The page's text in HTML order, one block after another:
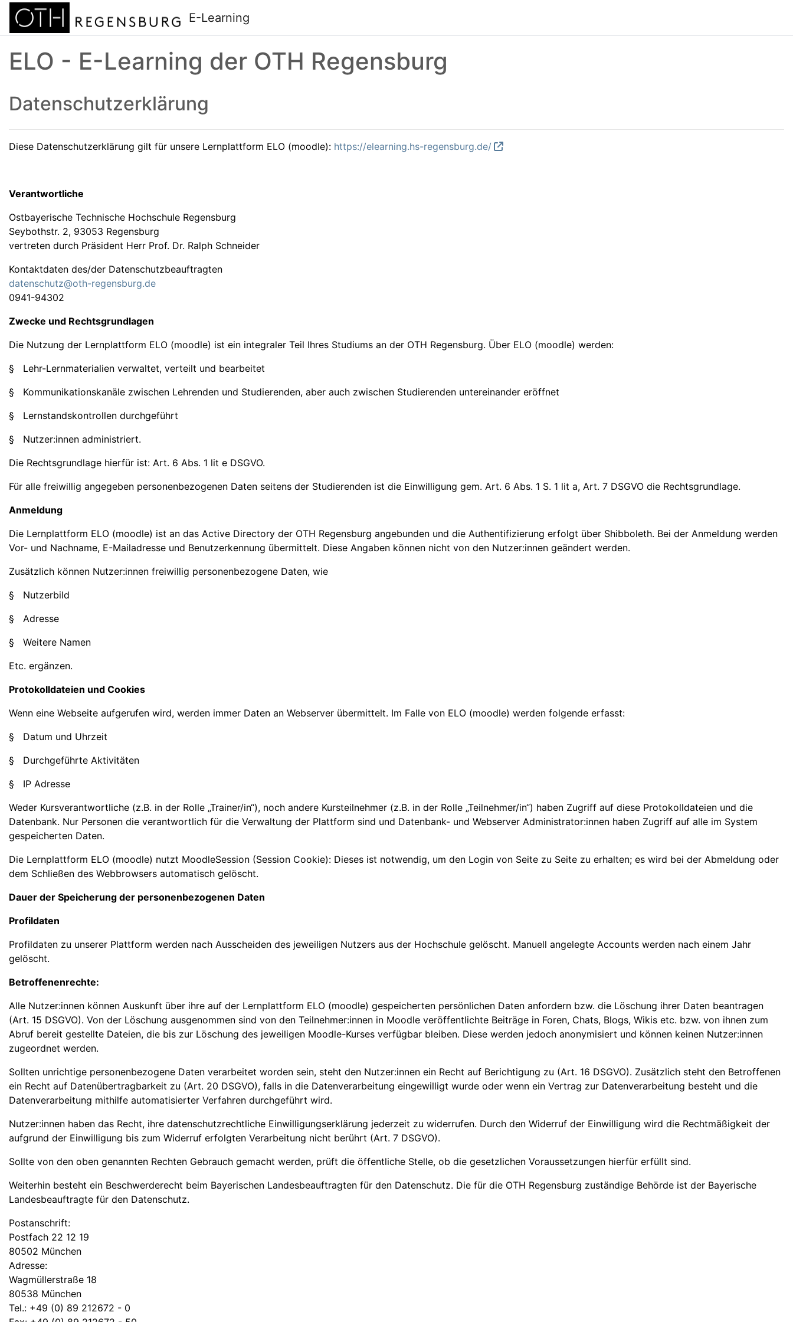
Zum Hauptinhalt
E-Learning
ELO - E-Learning der OTH Regensburg
Datenschutzerklärung
Diese Datenschutzerklärung gilt für unsere Lernplattform ELO (moodle): https://elearning.hs-regensburg.de/
Verantwortliche
Ostbayerische Technische Hochschule Regensburg
Seybothstr. 2, 93053 Regensburg
vertreten durch Präsident Herr Prof. Dr. Ralph Schneider
Kontaktdaten des/der Datenschutzbeauftragten
datenschutz@oth-regensburg.de
0941-94302
Zwecke und Rechtsgrundlagen
Die Nutzung der Lernplattform ELO (moodle) ist ein integraler Teil Ihres Studiums an der OTH Regensburg. Über ELO (moodle) werden:
§ Lehr-Lernmaterialien verwaltet, verteilt und bearbeitet
§ Kommunikationskanäle zwischen Lehrenden und Studierenden, aber auch zwischen Studierenden untereinander eröffnet
§ Lernstandskontrollen durchgeführt
§ Nutzer:innen administriert.
Die Rechtsgrundlage hierfür ist: Art. 6 Abs. 1 lit e DSGVO.
Für alle freiwillig angegeben personenbezogenen Daten seitens der Studierenden ist die Einwilligung gem. Art. 6 Abs. 1 S. 1 lit a, Art. 7 DSGVO die Rechtsgrundlage.
Anmeldung
Die Lernplattform ELO (moodle) ist an das Active Directory der OTH Regensburg angebunden und die Authentifizierung erfolgt über Shibboleth. Bei der Anmeldung werden
Vor- und Nachname, E-Mailadresse und Benutzerkennung übermittelt. Diese Angaben können nicht von den Nutzer:innen geändert werden.
Zusätzlich können Nutzer:innen freiwillig personenbezogene Daten, wie
§ Nutzerbild
§ Adresse
§ Weitere Namen
Etc. ergänzen.
Protokolldateien und Cookies
Wenn eine Webseite aufgerufen wird, werden immer Daten an Webserver übermittelt. Im Falle von ELO (moodle) werden folgende erfasst:
§ Datum und Uhrzeit
§ Durchgeführte Aktivitäten
§ IP Adresse
Weder Kursverantwortliche (z.B. in der Rolle „Trainer/in“), noch andere Kursteilnehmer (z.B. in der Rolle „Teilnehmer/in“) haben Zugriff auf diese Protokolldateien und die
Datenbank. Nur Personen die verantwortlich für die Verwaltung der Plattform sind und Datenbank- und Webserver Administrator:innen haben Zugriff auf alle im System
gespeicherten Daten.
Die Lernplattform ELO (moodle) nutzt MoodleSession (Session Cookie): Dieses ist notwendig, um den Login von Seite zu Seite zu erhalten; es wird bei der Abmeldung oder
dem Schließen des Webbrowsers automatisch gelöscht.
Dauer der Speicherung der personenbezogenen Daten
Profildaten
Profildaten zu unserer Plattform werden nach Ausscheiden des jeweiligen Nutzers aus der Hochschule gelöscht. Manuell angelegte Accounts werden nach einem Jahr
gelöscht.
Betroffenenrechte:
Alle Nutzer:innen können Auskunft über ihre auf der Lernplattform ELO (moodle) gespeicherten persönlichen Daten anfordern bzw. die Löschung ihrer Daten beantragen
(Art. 15 DSGVO). Von der Löschung ausgenommen sind von den Teilnehmer:innen in Moodle veröffentlichte Beiträge in Foren, Chats, Blogs, Wikis etc. bzw. von ihnen zum
Abruf bereit gestellte Dateien, die bis zur Löschung des jeweiligen Moodle-Kurses verfügbar bleiben. Diese werden jedoch anonymisiert und können keinen Nutzer:innen
zugeordnet werden.
Sollten unrichtige personenbezogene Daten verarbeitet worden sein, steht den Nutzer:innen ein Recht auf Berichtigung zu (Art. 16 DSGVO). Zusätzlich steht den Betroffenen
ein Recht auf Datenübertragbarkeit zu (Art. 20 DSGVO), falls in die Datenverarbeitung eingewilligt wurde oder wenn ein Vertrag zur Datenverarbeitung besteht und die
Datenverarbeitung mithilfe automatisierter Verfahren durchgeführt wird.
Nutzer:innen haben das Recht, ihre datenschutzrechtliche Einwilligungserklärung jederzeit zu widerrufen. Durch den Widerruf der Einwilligung wird die Rechtmäßigkeit der
aufgrund der Einwilligung bis zum Widerruf erfolgten Verarbeitung nicht berührt (Art. 7 DSGVO).
Sollte von den oben genannten Rechten Gebrauch gemacht werden, prüft die öffentliche Stelle, ob die gesetzlichen Voraussetzungen hierfür erfüllt sind.
Weiterhin besteht ein Beschwerderecht beim Bayerischen Landesbeauftragten für den Datenschutz. Die für die OTH Regensburg zuständige Behörde ist der Bayerische
Landesbeauftragte für den Datenschutz.
Postanschrift:
Postfach 22 12 19
80502 München
Adresse:
Wagmüllerstraße 18
80538 München
Tel.: +49 (0) 89 212672 - 0